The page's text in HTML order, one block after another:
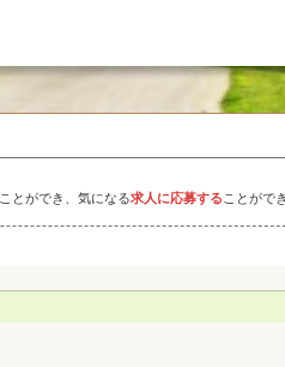
ことができ、気になる求人に応募する ことがで